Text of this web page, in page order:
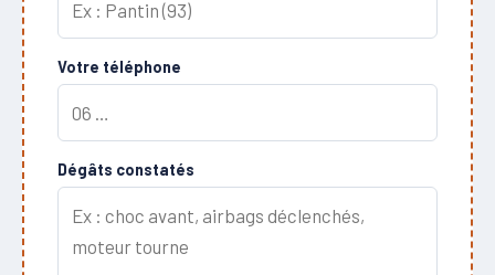
Votre téléphone
Dégâts constatés